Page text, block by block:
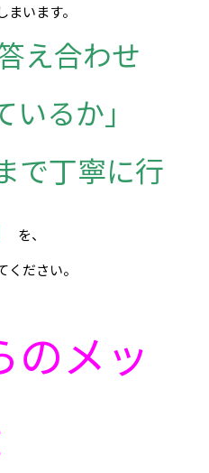
います。
答え合わせ
るか」
で丁寧に行
を、
ださい。
のメッ